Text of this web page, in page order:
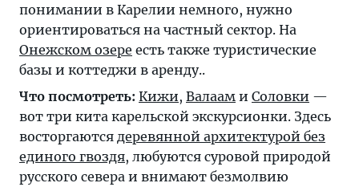
понимании в Карелии немного, нужно
ориентироваться на частный сектор. На
Онежском озере есть также туристические
базы и коттеджи в аренду..
Что посмотреть: Кижи, Валаам и Соловки —
вот три кита карельской экскурсионки. Здесь
восторгаются деревянной архитектурой без
единого гвоздя, любуются суровой природой
русского севера и внимают безмолвию